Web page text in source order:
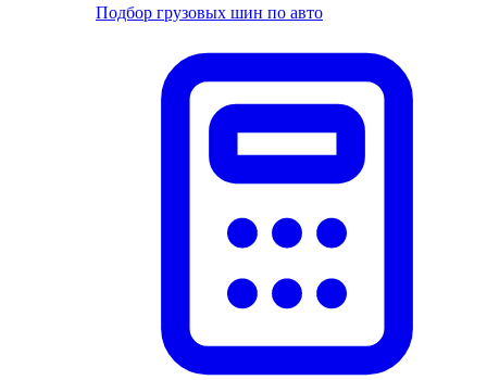
Подбор грузовых шин по авто